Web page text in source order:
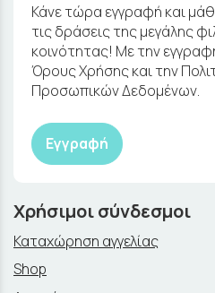
Κάνε τώρα εγγραφή και
τις δράσεις της μεγάλης
κοινότητας! Με την
Όρους Χρήσης και την
Προσωπικών Δεδομένων.
Εγγραφή
Χρήσιμοι σύνδεσμοι
Καταχώρηση αγγελίας
Shop